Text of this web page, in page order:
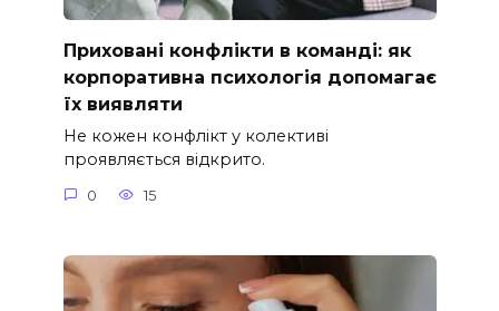
Приховані конфлікти в команді: як
корпоративна психологія допомагає
їх виявляти
Не кожен конфлікт у колективі
проявляється відкрито.
0 15